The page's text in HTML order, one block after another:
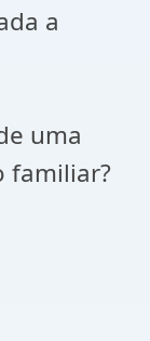
a
uma
familiar?